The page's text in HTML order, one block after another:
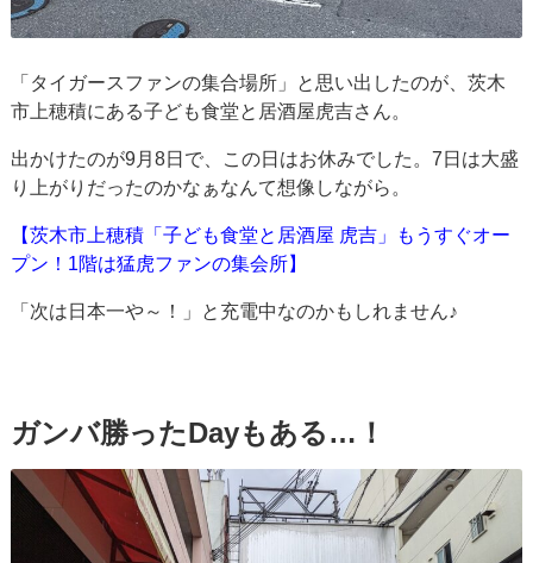
「タイガースファンの集合場所」と思い出したのが、茨木
市上穂積にある子ども食堂と居酒屋虎吉さん。
出かけたのが9月8日で、この日はお休みでした。7日は大盛
り上がりだったのかなぁなんて想像しながら。
【茨木市上穂積「子ども食堂と居酒屋 虎吉」もうすぐオー
プン！1階は猛虎ファンの集会所】
「次は日本一や～！」と充電中なのかもしれません♪
ガンバ勝ったDayもある…！